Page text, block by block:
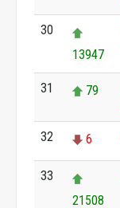
30
13947
31 79
32 6
33
21508